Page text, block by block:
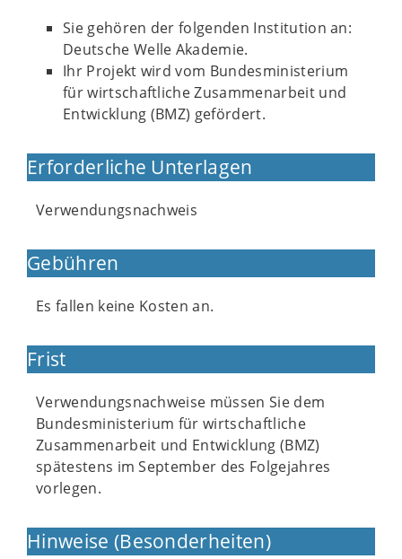
Sie gehören der folgenden Institution an:
Deutsche Welle Akademie.
Ihr Projekt wird vom Bundesministerium
für wirtschaftliche Zusammenarbeit und
Entwicklung (BMZ) gefördert.
Erforderliche Unterlagen
Verwendungsnachweis
Gebühren
Es fallen keine Kosten an.
Frist
Verwendungsnachweise müssen Sie dem
Bundesministerium für wirtschaftliche
Zusammenarbeit und Entwicklung (BMZ)
spätestens im September des Folgejahres
vorlegen.
Hinweise (Besonderheiten)